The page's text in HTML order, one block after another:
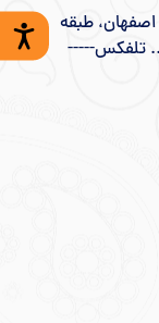
طبقه
تلفکس-----